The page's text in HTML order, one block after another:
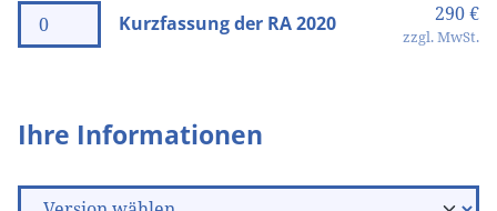
Kurzfassung der RA 2020 290 €
zzgl. MwSt.
Ihre Informationen